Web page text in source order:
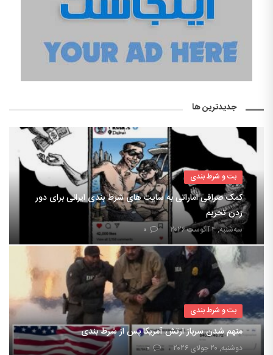
جدیدترین ها
بت و شرط بندی
کمک صرافی اماراتی به سایت های شرط بندی ایرانی برای دور
زدن تحریم
سه‌شنبه, ۴ آگوست ۲۰۲۶ ۰
بت و شرط بندی
متهم شدن سرباز ارتش آمریکا پس از شرط بندی
دوشنبه, ۲۰ جولای ۲۰۲۶ ۰